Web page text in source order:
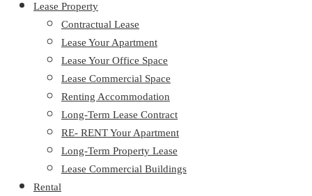
Lease Property
Contractual Lease
Lease Your Apartment
Lease Your Office Space
Lease Commercial Space
Renting Accommodation
Long-Term Lease Contract
RE- RENT Your Apartment
Long-Term Property Lease
Lease Commercial Buildings
Rental